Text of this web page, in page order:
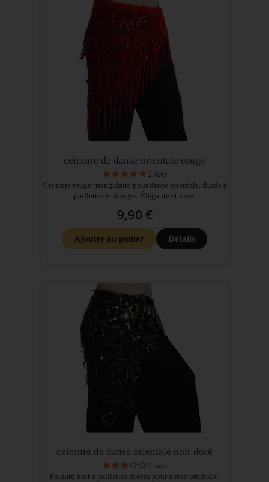
ceinture de danse orientale rouge
2 Avis
Ceinture rouge triangulaire pour danse orientale, fluide à
paillettes et franges. Élégante et vive.
9,90 €
Ajouter au panier Détails
ceinture de danse orientale noir doré
1 Avis
Foulard noir à paillettes dorées pour danse orientale,